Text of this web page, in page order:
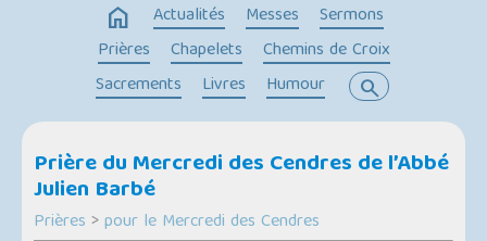
home Actualités Messes
Sermons
Prières
Chapelets
Chemins de Croix
Sacrements
Livres Humour search
Prière du Mercredi des Cendres de l’Abbé
Julien Barbé
Prières >pour le Mercredi des Cendres